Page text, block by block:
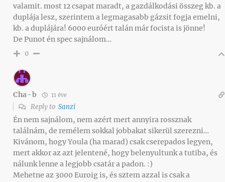
valamit. most 12 csapat maradt, a gazdálkodási összeg kb. a
duplája lesz, szerintem a legmagasabb gázsit fogja emelni,
kb. a duplájára! 6000 euróért talán már focista is jönne!
De Punot én spec sajnálom…
0
Cha-b 11 éve
Reply to Sanzi
Én nem sajnálom, nem azért mert annyira rossznak
találnám, de remélem sokkal jobbakat sikerül szerezni…
Kivánom, hogy Youla (ha marad) csak cserepados legyen,
mert akkor az azt jelentené, hogy belenyultunk a tutiba, és
nálunk lenne a legjobb csatár a padon. :)
Mehetne az 3000 Euroig is, és sztem azzal is csak a